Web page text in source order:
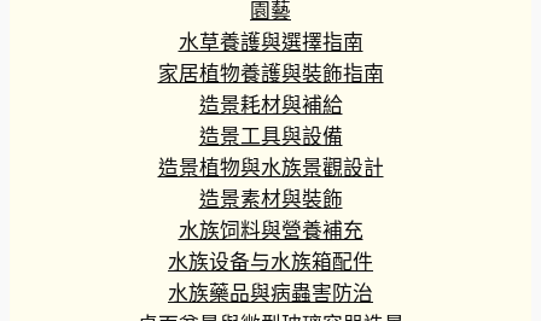
園藝
水草養護與選擇指南
家居植物養護與裝飾指南
造景耗材與補給
造景工具與設備
造景植物與水族景觀設計
造景素材與裝飾
水族饲料與營養補充
水族设备与水族箱配件
水族藥品與病蟲害防治